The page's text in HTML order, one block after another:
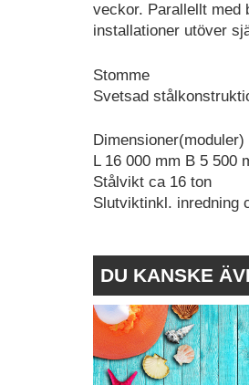
veckor. Parallellt med
installationer utöver
Stomme
Svetsad
Dimensioner(moduler)
L 16 000 mm B 5 500
Stålvikt ca 16 ton
Slutviktinkl. inredning
DU KANSKE